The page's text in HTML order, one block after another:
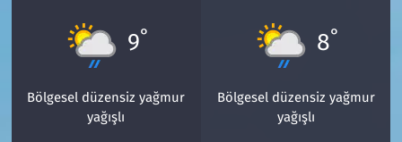
9°
Bölgesel düzensiz yağmur
yağışlı
8°
Bölgesel düzensiz yağmur
yağışlı